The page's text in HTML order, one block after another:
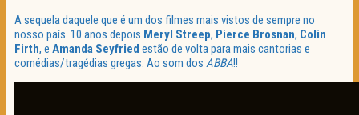
A sequela daquele que é um dos filmes mais vistos de sempre no
nosso país. 10 anos depois Meryl Streep, Pierce Brosnan, Colin
Firth, e Amanda Seyfried estão de volta para mais cantorias e
comédias/tragédias gregas. Ao som dos ABBA!!